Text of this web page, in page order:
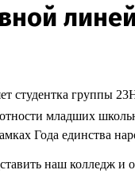
студентка группы
младших
Года единства
наш колледж